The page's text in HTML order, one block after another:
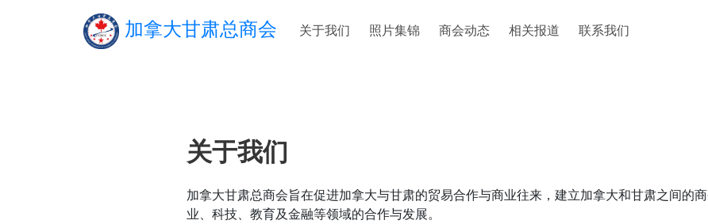
加拿大甘肃总商会 关于我们 照片集锦 商会动态 相关报道 联系我们
关于我们
加拿大甘肃总商会旨在促进加拿大与甘肃的贸易合作与商业往来，建立加拿大和甘肃之间的
业、科技、教育及金融等领域的合作与发展。